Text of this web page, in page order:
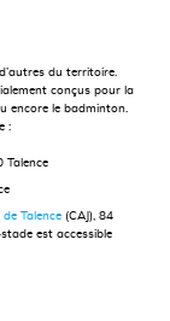
du territoire.
conçus pour la
encore le badminton.
:
Talence
Talence (CAJ), 84
est accessible